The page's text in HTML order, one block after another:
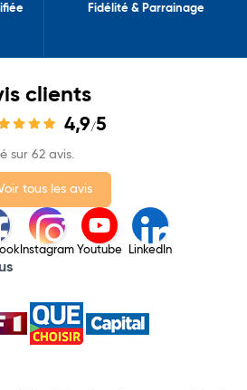
Fidélité & Parrainage
clients
4,9/5
sur 62 avis.
tous les avis
Instagram Youtube LinkedIn